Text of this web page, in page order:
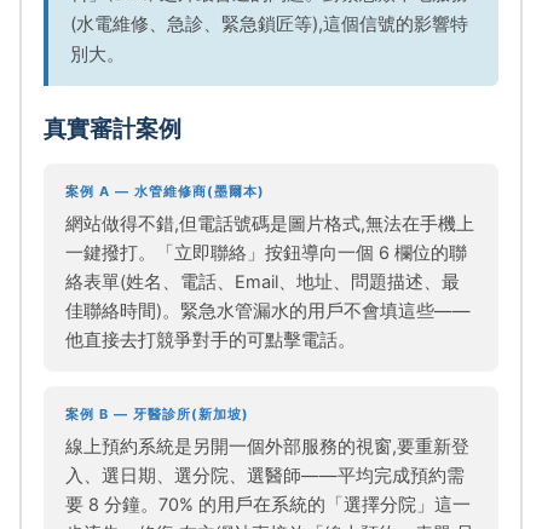
(水電維修、急診、緊急鎖匠等),這個信號的影響特
別大。
真實審計案例
案例 A — 水管維修商(墨爾本)
網站做得不錯,但電話號碼是圖片格式,無法在手機上
一鍵撥打。「立即聯絡」按鈕導向一個 6 欄位的聯
絡表單(姓名、電話、Email、地址、問題描述、最
佳聯絡時間)。緊急水管漏水的用戶不會填這些——
他直接去打競爭對手的可點擊電話。
案例 B — 牙醫診所(新加坡)
線上預約系統是另開一個外部服務的視窗,要重新登
入、選日期、選分院、選醫師——平均完成預約需
要 8 分鐘。70% 的用戶在系統的「選擇分院」這一